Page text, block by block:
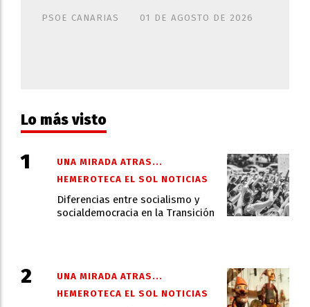
PSOE CANARIAS 01 DE AGOSTO DE 2026
Lo más visto
Diferencias entre socialismo y
socialdemocracia en la Transición
UNA MIRADA ATRAS...
HEMEROTECA EL SOL NOTICIAS
UNA MIRADA ATRAS...
HEMEROTECA EL SOL NOTICIAS